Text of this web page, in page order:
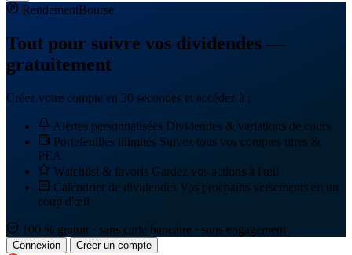
RendementBourse
Tout pour suivre vos dividendes —
gratuitement
Créez votre compte en 30 secondes et accédez à :
Alertes personnalisées Dividendes & variations de cours
Portefeuilles illimités Suivez tous vos comptes titres &
PEA
Watchlist & favoris Gardez vos actions à l'œil
Calendrier de dividendes Vos prochains versements en un
coup d'œil
100 % gratuit · sans carte bancaire · sans engagement
Connexion Créer un compte